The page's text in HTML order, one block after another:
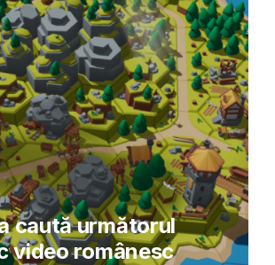
caută următorul
video românesc